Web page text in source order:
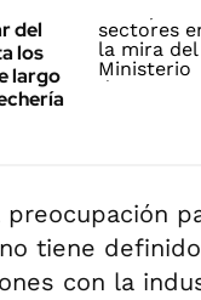
del
los
largo
tiene
con la